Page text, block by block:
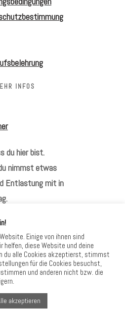
INFOS
du hier bist.
nimmst etwas
Entlastung mit in
DU MICH
Einige von ihnen sind
helfen, diese Website und deine
du alle Cookies akzeptierst, stimmst
für die Cookies besuchst,
und anderen nicht bzw. die
akzeptieren